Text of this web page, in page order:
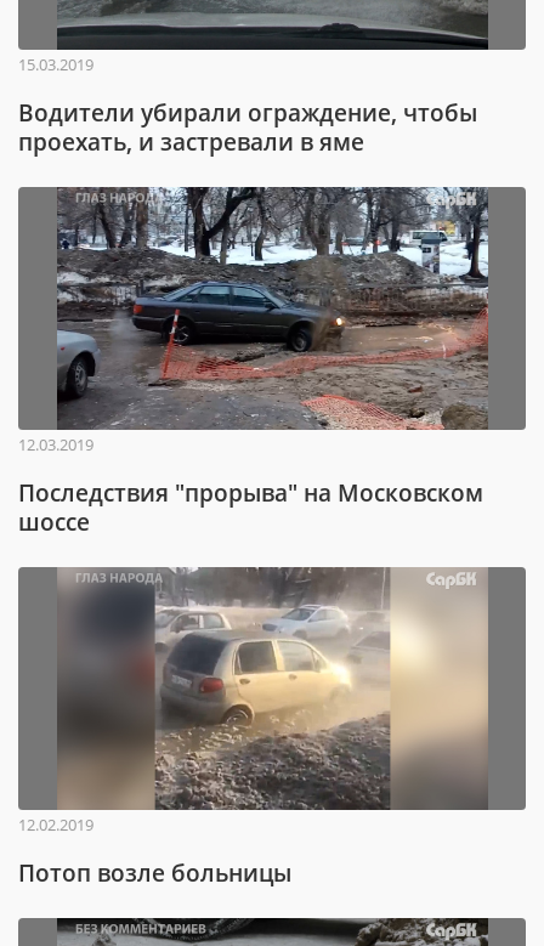
15.03.2019
Водители убирали ограждение, чтобы
проехать, и застревали в яме
12.03.2019
Последствия "прорыва" на Московском
шоссе
12.02.2019
Потоп возле больницы